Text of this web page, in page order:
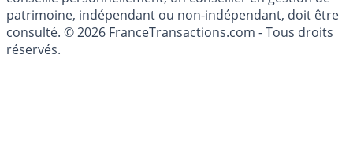
investissements financiers est réglementée. Afin d'être
conseillé personnellement, un conseiller en gestion de
patrimoine, indépendant ou non-indépendant, doit être